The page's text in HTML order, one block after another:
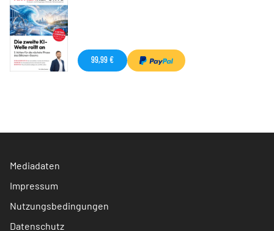
99,99 €
Mediadaten
Impressum
Nutzungsbedingungen
Datenschutz